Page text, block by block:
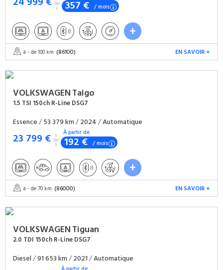
357 € / mois
à - de 100 km (86100) EN SAVOIR +
VOLKSWAGENTaigo
1.5 TSI 150ch R-Line DSG7
Essence/53 379 km/2024/Automatique
23 799 € À partir de
192 € / mois
à - de 70 km (86000) EN SAVOIR +
VOLKSWAGENTiguan
2.0 TDI 150ch R-Line DSG7
Diesel/91 653 km/2021/Automatique